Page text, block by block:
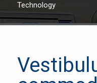
Technology